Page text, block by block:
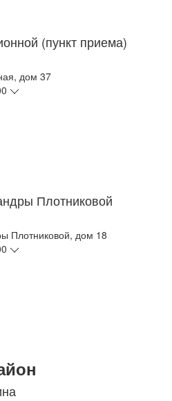
(пункт приема)
дом 37
Плотниковой
Плотниковой, дом 18